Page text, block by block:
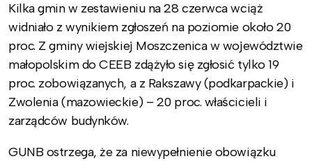
Kilka gmin w zestawieniu na 28 czerwca wciąż
widniało z wynikiem zgłoszeń na poziomie około 20
proc. Z gminy wiejskiej Moszczenica w województwie
małopolskim do CEEB zdążyło się zgłosić tylko 19
proc. zobowiązanych, a z Rakszawy (podkarpackie) i
Zwolenia (mazowieckie) – 20 proc. właścicieli i
zarządców budynków.
GUNB ostrzega, że za niewypełnienie obowiązku